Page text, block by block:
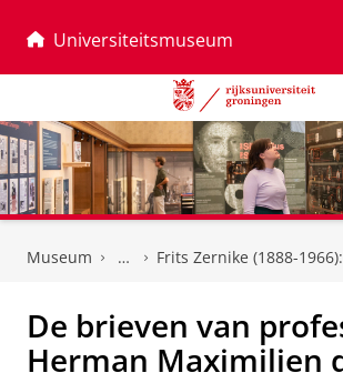
Universiteitsmuseum
Museum Frits Zernike (1888-
De brieven van
Herman Maximilien